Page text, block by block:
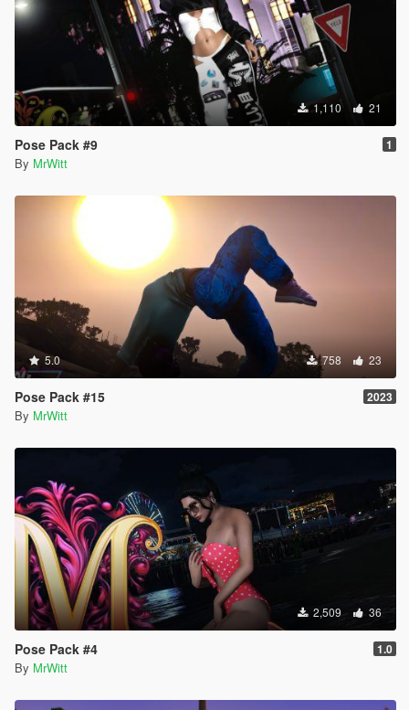
1,110 21
Pose Pack #9 1
By MrWitt
5.0 758 23
Pose Pack #15 2023
By MrWitt
2,509 36
Pose Pack #4 1.0
By MrWitt